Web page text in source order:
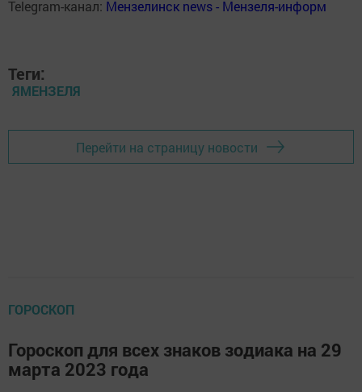
Telegram-канал: Мензелинск news - Мензеля-информ
Теги:
ЯМЕНЗЕЛЯ
Перейти на страницу новости
ГОРОСКОП
Гороскоп для всех знаков зодиака на 29
марта 2023 года